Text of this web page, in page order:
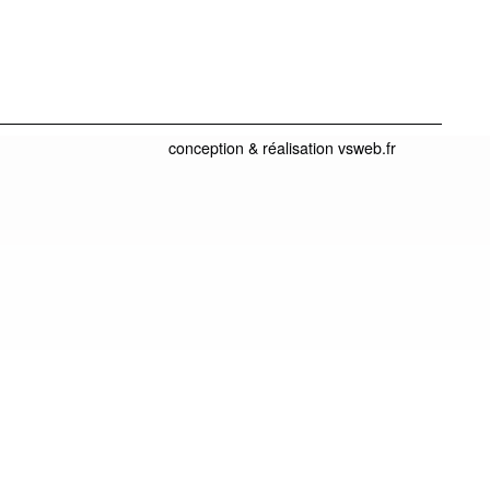
conception & réalisation vsweb.fr